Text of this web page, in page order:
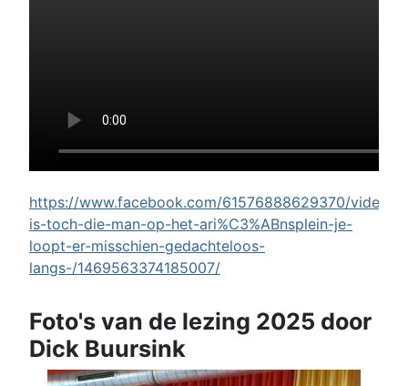
https://www.facebook.com/61576888629370/videos/
is-toch-die-man-op-het-ari%C3%ABnsplein-je-
loopt-er-misschien-gedachteloos-
langs-/1469563374185007/
Foto's van de lezing 2025 door
Dick Buursink